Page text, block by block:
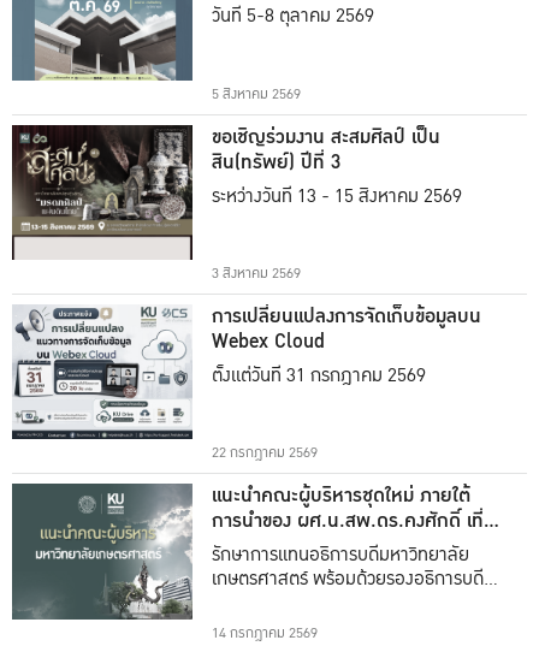
วันที่ 5-8 ตุลาคม 2569
5 สิงหาคม 2569
ขอเชิญร่วมงาน สะสมศิลป์ เป็น
สิน(ทรัพย์) ปีที่ 3
ระหว่างวันที่ 13 - 15 สิงหาคม 2569
3 สิงหาคม 2569
การเปลี่ยนแปลงการจัดเก็บข้อมูลบน
Webex Cloud
ตั้งแต่วันที่ 31 กรกฎาคม 2569
22 กรกฎาคม 2569
แนะนำคณะผู้บริหารชุดใหม่ ภายใต้
การนำของ ผศ.น.สพ.ดร.คงศักดิ์ เที่ยง
ธรรม
รักษาการแทนอธิการบดีมหาวิทยาลัย
เกษตรศาสตร์ พร้อมด้วยรองอธิการบดีทั้ง
14 กรกฎาคม 2569